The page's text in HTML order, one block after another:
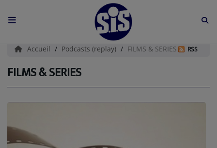
ACCUEIL
L'HISTOIRE DE S.I.S
BOUTIQUE
PODCASTS (CATALOGUE)
Accueil Podcasts (replay) FILMS & SERIES RSS
FILMS & SERIES